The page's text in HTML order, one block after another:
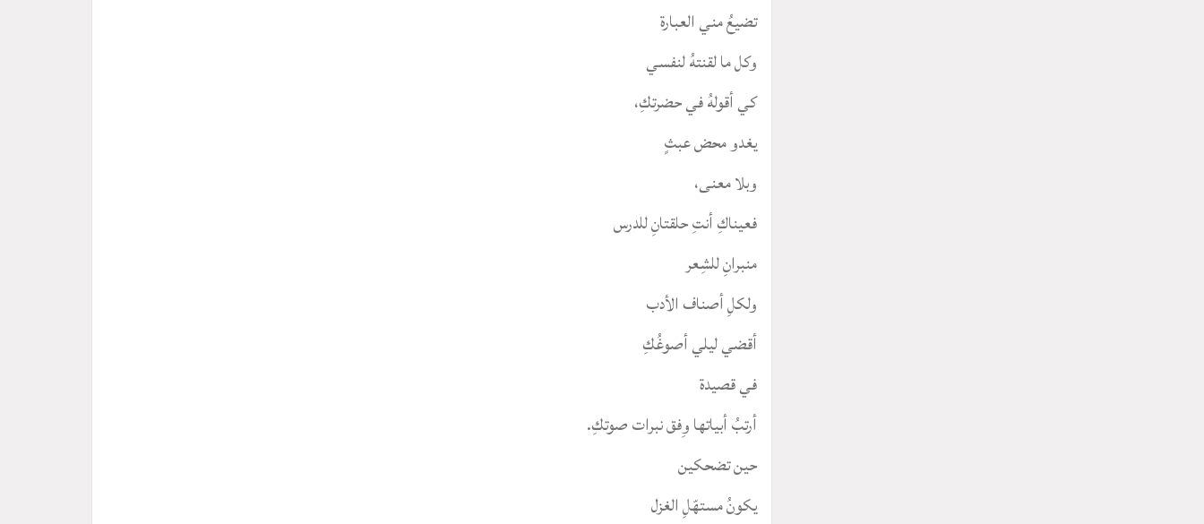
تضيعُ مني العبارة
وكل ما لقنتهُ لنفسي
كي أقولهُ في حضرتكِ،
يغدو محض عبثٍ
وبلا معنى،
فعيناكِ أنتِ حلقتانِ للدرس
منبرانِ للشِعر
ولكلِ أصناف الأدب
أقضي ليلي أصوغُكِ
في قصيدة
أرتبُ أبياتها وِفق نبرات صوتكِ.
حين تضحكين
يكونُ مستهّلِ الغزل